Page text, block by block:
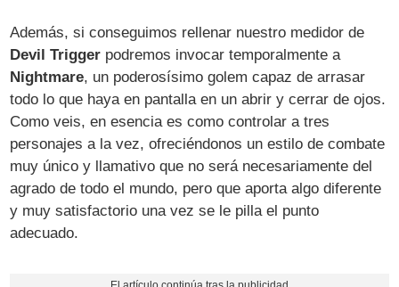
Además, si conseguimos rellenar nuestro medidor de
Devil Trigger podremos invocar temporalmente a
Nightmare, un poderosísimo golem capaz de arrasar
todo lo que haya en pantalla en un abrir y cerrar de ojos.
Como veis, en esencia es como controlar a tres
personajes a la vez, ofreciéndonos un estilo de combate
muy único y llamativo que no será necesariamente del
agrado de todo el mundo, pero que aporta algo diferente
y muy satisfactorio una vez se le pilla el punto
adecuado.